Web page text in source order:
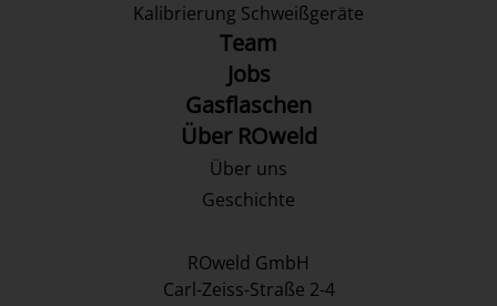
Kalibrierung Schweißgeräte
Team
Jobs
Gasflaschen
Über ROweld
Über uns
Geschichte
ROweld GmbH
Carl-Zeiss-Straße 2-4